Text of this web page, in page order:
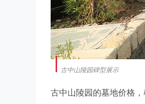
古中山陵园碑型展示
古中山陵园的墓地价格